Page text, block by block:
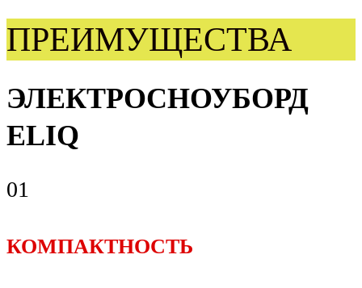
ПРЕИМУЩЕСТВА
ЭЛЕКТРОСНОУБОРД
ELIQ
01
КОМПАКТНОСТЬ